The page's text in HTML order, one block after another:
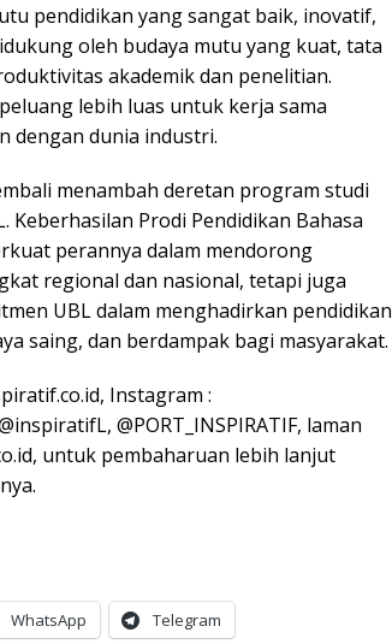
pendidikan yang sangat baik, inovatif,
oleh budaya mutu yang kuat, tata
akademik dan penelitian.
lebih luas untuk kerja sama
dengan dunia industri.
menambah deretan program studi
Keberhasilan Prodi Pendidikan Bahasa
perannya dalam mendorong
regional dan nasional, tetapi juga
UBL dalam menghadirkan pendidikan
saing, dan berdampak bagi masyarakat.
Instagram :
@PORT_INSPIRATIF, laman
untuk pembaharuan lebih lanjut
WhatsApp Telegram